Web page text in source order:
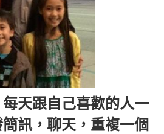
天跟自己喜歡的人一
訊，聊天，重複一個